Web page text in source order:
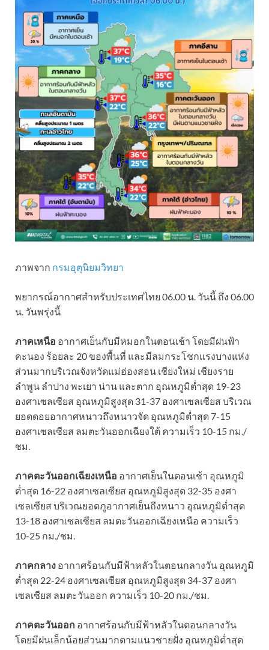
ภาพจาก กรมอุตุนิยมวิทยา
พยากรณ์อากาศสำหรับประเทศไทย 06.00 น. วันนี้ ถึง 06.00
น. วันพรุ่งนี้
ภาคเหนือ อากาศเย็นกับมีหมอกในตอนเช้า โดยมีฝนฟ้า
คะนอง ร้อยละ 20 ของพื้นที่ และมีลมกระโชกแรงบางแห่ง
ส่วนมากบริเวณจังหวัดแม่ฮ่องสอน เชียงใหม่ เชียงราย
ลำพูน ลำปาง พะเยา น่าน และตาก อุณหภูมิต่ำสุด 19-23
องศาเซลเซียส อุณหภูมิสูงสุด 31-37 องศาเซลเซียส บริเวณ
ยอดดอยอากาศหนาวถึงหนาวจัด อุณหภูมิต่ำสุด 7-15
องศาเซลเซียส ลมตะวันออกเฉียงใต้ ความเร็ว 10-15 กม./
ชม.
ภาคตะวันออกเฉียงเหนือ อากาศเย็นในตอนเช้า อุณหภูมิ
ต่ำสุด 16-22 องศาเซลเซียส อุณหภูมิสูงสุด 32-35 องศา
เซลเซียส บริเวณยอดภูอากาศเย็นถึงหนาว อุณหภูมิต่ำสุด
13-18 องศาเซลเซียส ลมตะวันออกเฉียงเหนือ ความเร็ว
10-25 กม./ชม.
ภาคกลาง อากาศร้อนกับมีฟ้าหลัวในตอนกลางวัน อุณหภูมิ
ต่ำสุด 22-24 องศาเซลเซียส อุณหภูมิสูงสุด 34-37 องศา
เซลเซียส ลมตะวันออก ความเร็ว 10-20 กม./ชม.
ภาคตะวันออก อากาศร้อนกับมีฟ้าหลัวในตอนกลางวัน
โดยมีฝนเล็กน้อยส่วนมากตามแนวชายฝั่ง อุณหภูมิต่ำสุด